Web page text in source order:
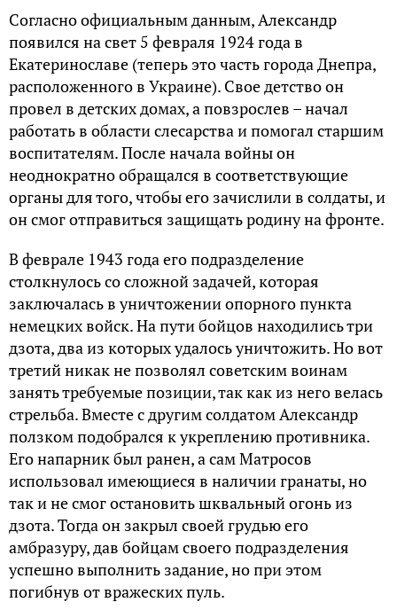
Согласно официальным данным, Александр
появился на свет 5 февраля 1924 года в
Екатеринославе (теперь это часть города Днепра,
расположенного в Украине). Свое детство он
провел в детских домах, а повзрослев – начал
работать в области слесарства и помогал старшим
воспитателям. После начала войны он
неоднократно обращался в соответствующие
органы для того, чтобы его зачислили в солдаты, и
он смог отправиться защищать родину на фронте.
В феврале 1943 года его подразделение
столкнулось со сложной задачей, которая
заключалась в уничтожении опорного пункта
немецких войск. На пути бойцов находились три
дзота, два из которых удалось уничтожить. Но вот
третий никак не позволял советским воинам
занять требуемые позиции, так как из него велась
стрельба. Вместе с другим солдатом Александр
ползком подобрался к укреплению противника.
Его напарник был ранен, а сам Матросов
использовал имеющиеся в наличии гранаты, но
так и не смог остановить шквальный огонь из
дзота. Тогда он закрыл своей грудью его
амбразуру, дав бойцам своего подразделения
успешно выполнить задание, но при этом
погибнув от вражеских пуль.